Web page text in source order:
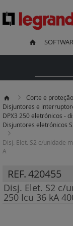
Corte e
Disjuntores e
DPX3 250 eletrónicos -
Disjuntores eletrónicos
Disj. Elet. S2 c/unidade
A
REF.420455
Disj. Elet. S2 c/
250 Icu 36 kA